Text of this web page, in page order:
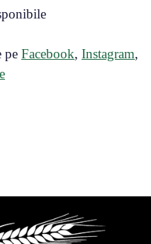
pe Facebook, Instagram,